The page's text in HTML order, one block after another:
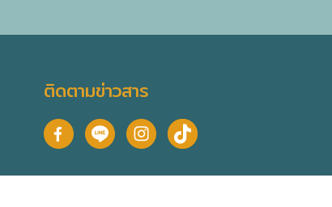
ติดตามข่าวสาร